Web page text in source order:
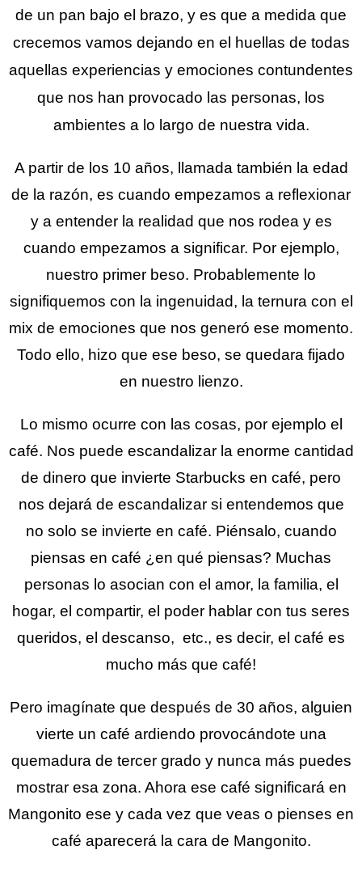
de un pan bajo el brazo, y es que a medida que
crecemos vamos dejando en el huellas de todas
aquellas experiencias y emociones contundentes
que nos han provocado las personas, los
ambientes a lo largo de nuestra vida.
A partir de los 10 años, llamada también la edad
de la razón, es cuando empezamos a reflexionar
y a entender la realidad que nos rodea y es
cuando empezamos a significar. Por ejemplo,
nuestro primer beso. Probablemente lo
signifiquemos con la ingenuidad, la ternura con el
mix de emociones que nos generó ese momento.
Todo ello, hizo que ese beso, se quedara fijado
en nuestro lienzo.
Lo mismo ocurre con las cosas, por ejemplo el
café. Nos puede escandalizar la enorme cantidad
de dinero que invierte Starbucks en café, pero
nos dejará de escandalizar si entendemos que
no solo se invierte en café. Piénsalo, cuando
piensas en café ¿en qué piensas? Muchas
personas lo asocian con el amor, la familia, el
hogar, el compartir, el poder hablar con tus seres
queridos, el descanso, etc., es decir, el café es
mucho más que café!
Pero imagínate que después de 30 años, alguien
vierte un café ardiendo provocándote una
quemadura de tercer grado y nunca más puedes
mostrar esa zona. Ahora ese café significará en
Mangonito ese y cada vez que veas o pienses en
café aparecerá la cara de Mangonito.